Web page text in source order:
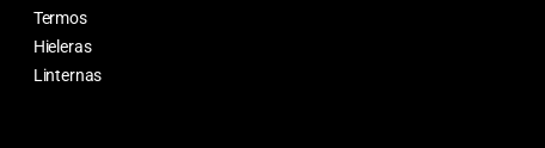
Termos
Hieleras
Linternas